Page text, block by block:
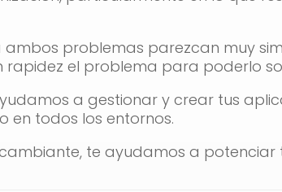
ambos problemas parezcan muy
rapidez el problema para poderlo
a gestionar y crear tus
en todos los entornos.
te ayudamos a potenciar